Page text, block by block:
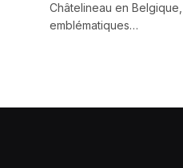
Châtelineau en
emblématiques…